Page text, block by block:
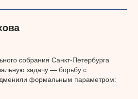
собрания Санкт-Петербурга
задачу — борьбу с
формальным параметром: